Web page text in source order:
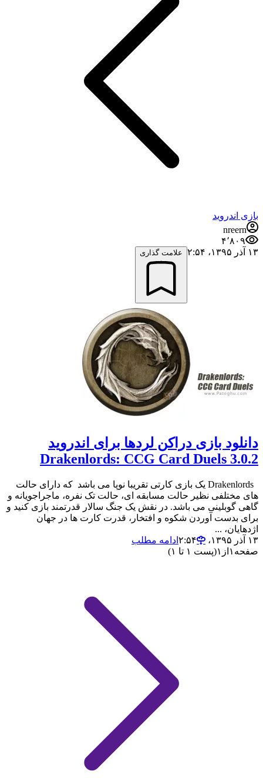
بازی اندروید
nreern
۴٬۸۰۹
۱۳ آذر ۱۳۹۵،‏ ۲:۵۴
علامت گذاری
دانلود بازی دراکن لردها برای اندروید
Drakenlords: CCG Card Duels 3.0.2
Drakenlords یک بازی کارتی تقریبا نوپا می باشد که دارای حالت
های مختلفی نظیر حالت مسابقه ای، حالت تک نفره، ماجراجویانه و
گاهی گوبلینی می باشد. در نقش یک جنگ سالار قدرتمند بازی کنید و
برای بدست آوردن شکوه و افتخار، قدرت کارت ها در جهان
اژدهایان، ...
۱۳ آذر ۱۳۹۵،‏ ۲:۵۴
ادامه مطلب
صفحه ۱ از ۱(پست ۱ تا ۱)